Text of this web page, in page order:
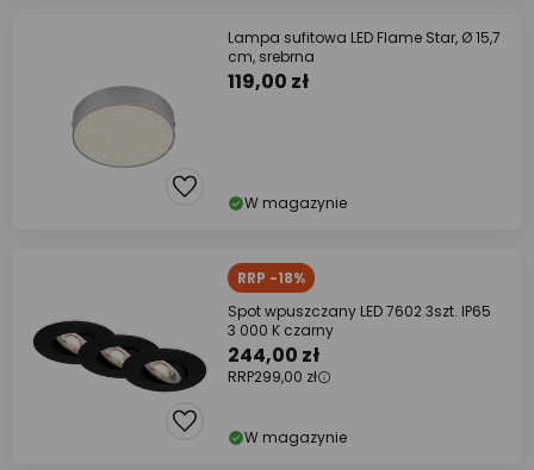
Lampa sufitowa LED Flame Star, Ø 15,7
cm, srebrna
119,00 zł
W magazynie
RRP -18%
Spot wpuszczany LED 7602 3szt. IP65
3 000 K czarny
244,00 zł
RRP299,00 zł
W magazynie